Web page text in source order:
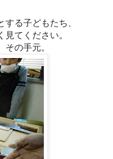
る子どもたち、
てください。
の手元。